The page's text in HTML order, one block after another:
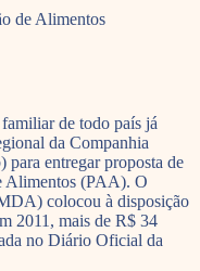
de Alimentos
de todo país já
da Companhia
para entregar proposta de
Alimentos (PAA). O
colocou à disposição
2011, mais de R$ 34
no Diário Oficial da